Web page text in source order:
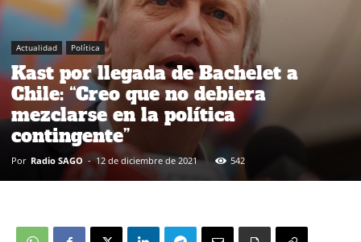
Actualidad Política
Kast por llegada de Bachelet a
Chile: “Creo que no debiera
mezclarse en la política
contingente”
Por Radio SAGO - 12 de diciembre de 2021 542